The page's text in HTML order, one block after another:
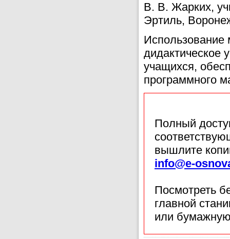
В. В. Жарких,
Эртиль,
дидактическое
учащихся,
программного
Полный
вышлите
info@e-
Посмотреть
главной
или